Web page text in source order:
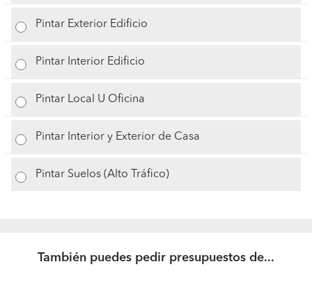
Pintar Exterior Edificio
Pintar Interior Edificio
Pintar Local U Oficina
Pintar Interior y Exterior de Casa
Pintar Suelos (Alto Tráfico)
También puedes pedir presupuestos de...